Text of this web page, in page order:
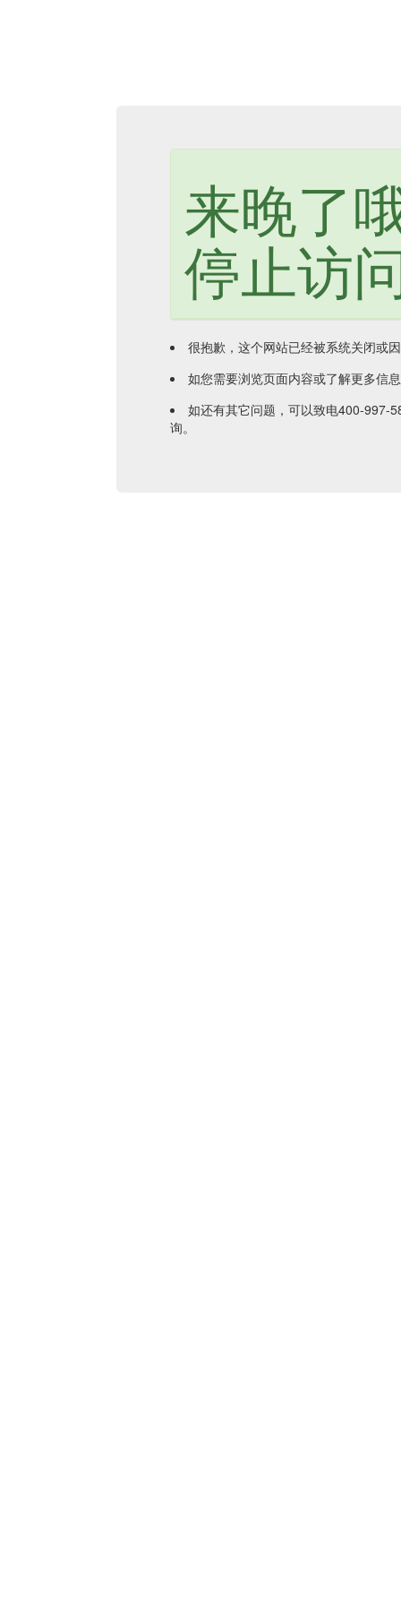
来晚了
停止访
很抱歉，这个网站已经被系统关闭或
如您需要浏览页面内容或了解更多信
如还有其它问题，可以致电400-997-
询。